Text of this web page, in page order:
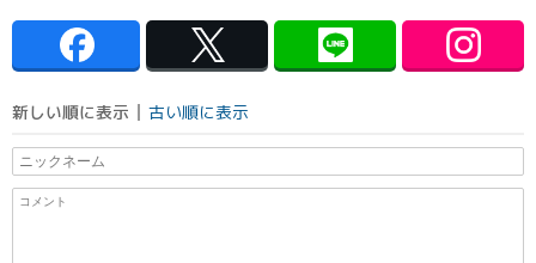
新しい順に表示 古い順に表示